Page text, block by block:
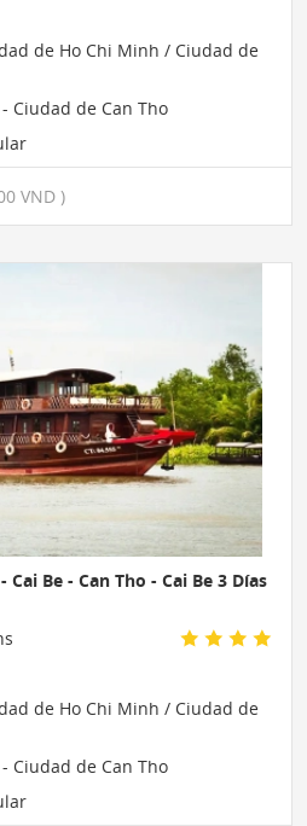
de Ho Chi Minh / Ciudad de
Ciudad de Can Tho
VND )
Be - Can Tho - Cai Be 3 Días
de Ho Chi Minh / Ciudad de
Ciudad de Can Tho